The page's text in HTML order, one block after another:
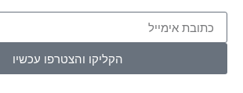
הקליקו והצטרפו עכשיו